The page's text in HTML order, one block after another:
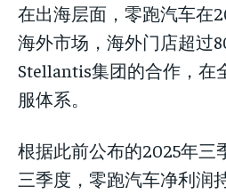
在出海层面，零跑汽车在
海外市场，海外门店超过
Stellantis集团的合作，在
服体系。
根据此前公布的2025年三
三季度，零跑汽车净利润